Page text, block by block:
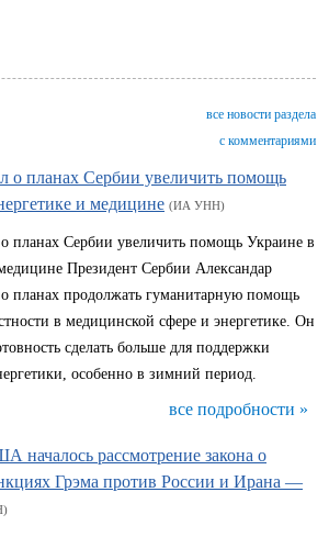
все новости раздела
с комментариями
о планах Сербии увеличить помощь
и медицине (ИА УНН)
планах Сербии увеличить помощь Украине в
Президент Сербии Александар
планах продолжать гуманитарную помощь
в медицинской сфере и энергетике. Он
сделать больше для поддержки
особенно в зимний период.
все подробности »
началось рассмотрение закона о
Грэма против России и Ирана —